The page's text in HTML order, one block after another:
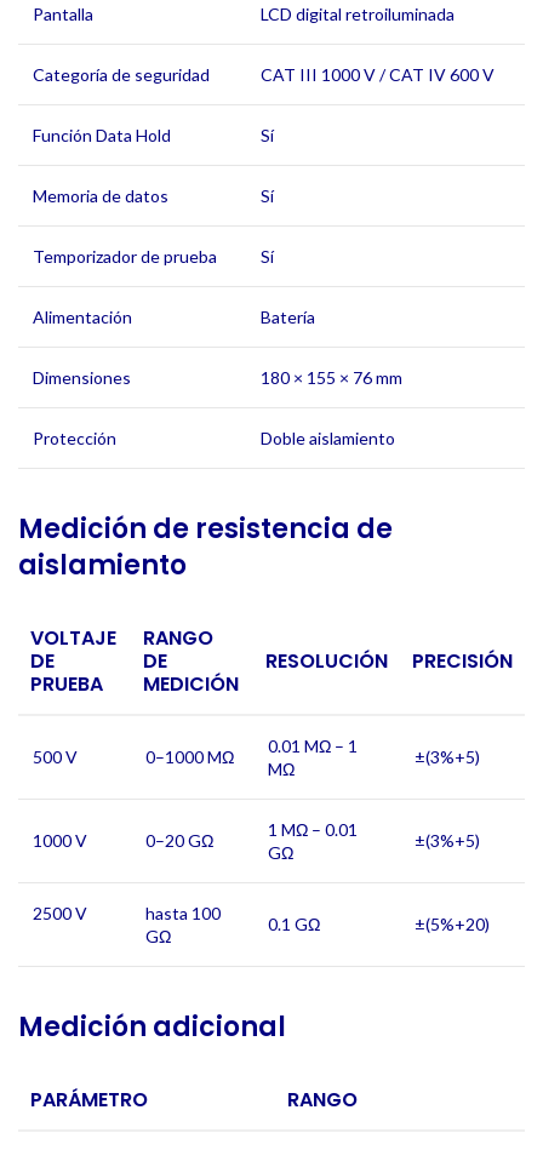
Pantalla LCD digital retroiluminada
Categoría de seguridad CAT III 1000 V / CAT IV 600 V
Función Data Hold Sí
Memoria de datos Sí
Temporizador de prueba Sí
Alimentación Batería
Dimensiones 180 × 155 × 76 mm
Protección Doble aislamiento
Medición de resistencia de
aislamiento
VOLTAJE
DE
PRUEBA
RANGO
DE
MEDICIÓN
RESOLUCIÓN PRECISIÓN
500 V 0–1000 MΩ
0.01 MΩ – 1
MΩ
±(3%+5)
1000 V 0–20 GΩ
1 MΩ – 0.01
GΩ
±(3%+5)
2500 V
hasta 100
GΩ
0.1 GΩ ±(5%+20)
Medición adicional
PARÁMETRO RANGO